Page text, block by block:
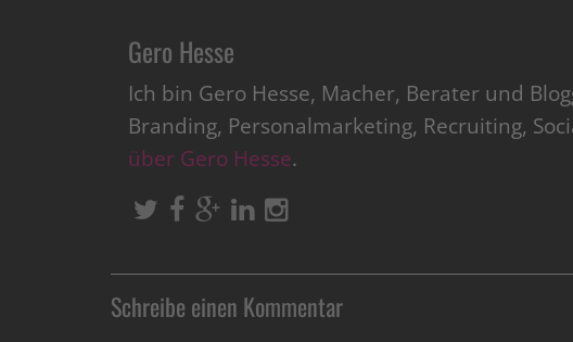
Gero Hesse
Ich bin Gero Hesse, Macher, Berater und
Branding, Personalmarketing, Recruiting,
über Gero Hesse.
Schreibe einen Kommentar